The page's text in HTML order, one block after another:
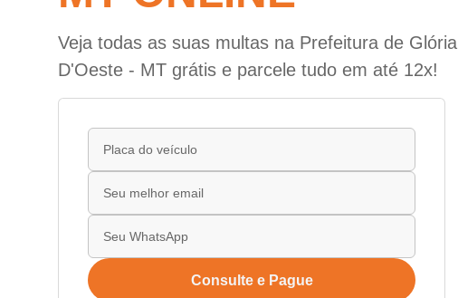
Veja todas as suas multas na Prefeitura de Glória
D'Oeste - MT grátis e parcele tudo em até 12x!
Consulte e Pague